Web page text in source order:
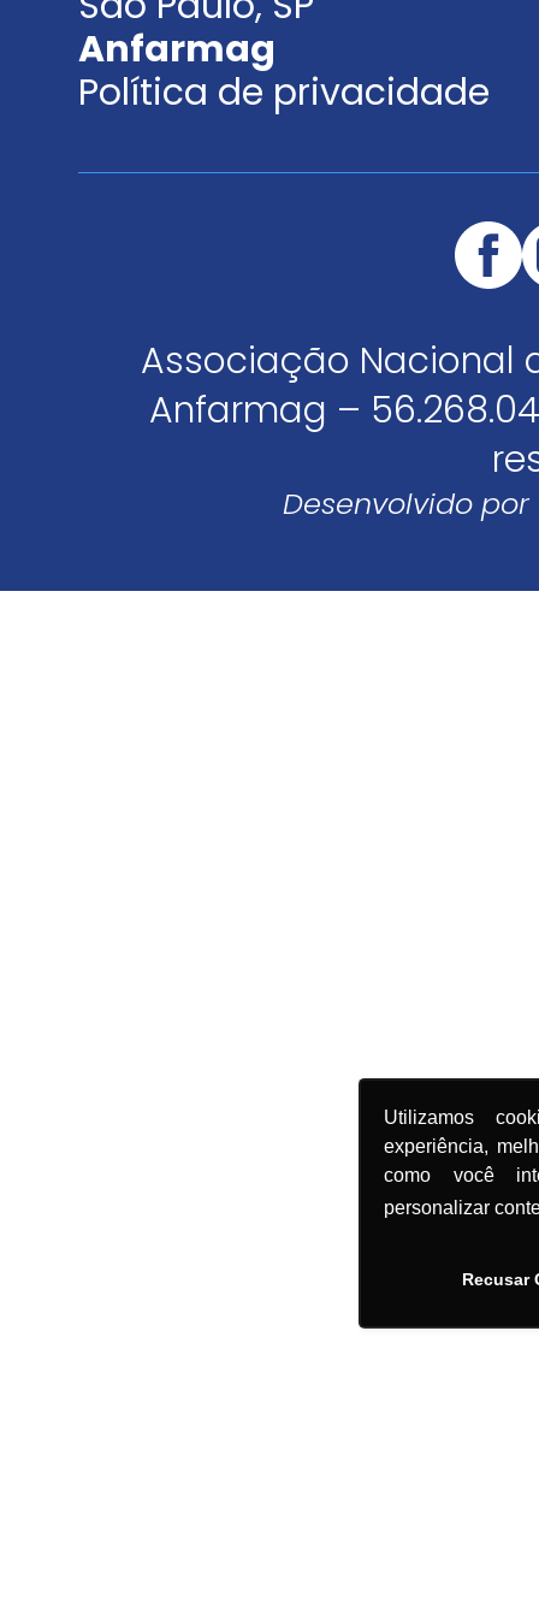
Utilizamos
experiência,
como você
personalizar
Recusar
Anfarmag
Política de privacidade
Associação Nacional
Anfarmag –
Desenvolvido por